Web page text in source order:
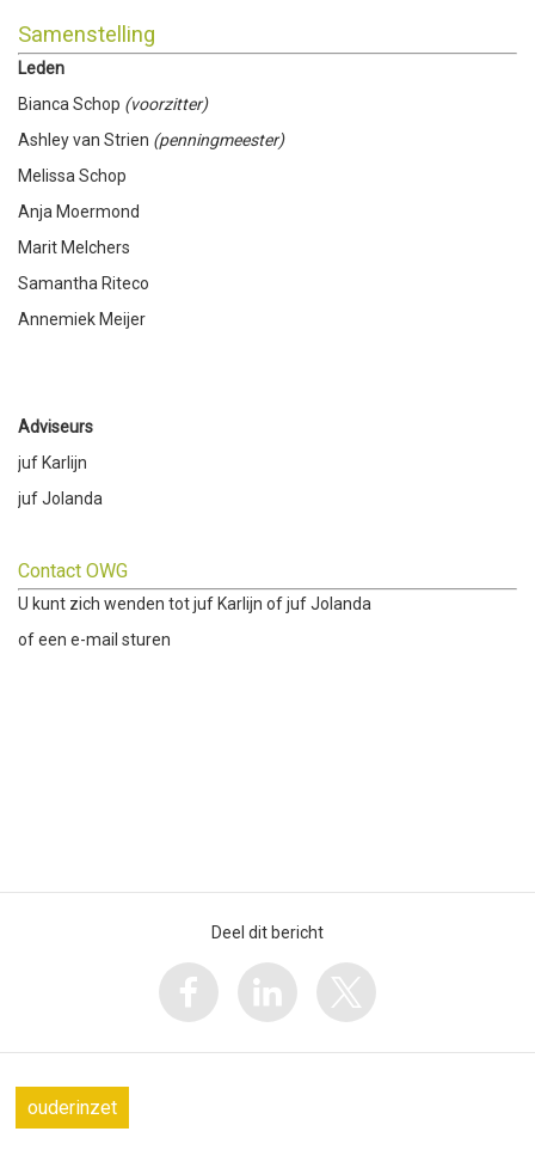
Samenstelling
Leden
Bianca Schop (voorzitter)
Ashley van Strien (penningmeester)
Melissa Schop
Anja Moermond
Marit Melchers
Samantha Riteco
Annemiek Meijer
Adviseurs
juf Karlijn
juf Jolanda
Contact OWG
U kunt zich wenden tot juf Karlijn of juf Jolanda
of een e-mail sturen
Deel dit bericht
ouderinzet